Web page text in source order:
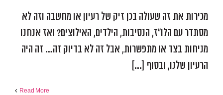
מכירות את זה שעולה בכן זיק של רעיון או מחשבה וזה לא
מסתדר עם הלו"ז, הנסיבות, הילדים, האילוצים? ואז אנחנו
מניחות בצד או מתפשרות, אבל זה לא בדיוק זה… זה היה
הרעיון שלנו, ובסוף [...]
Read More